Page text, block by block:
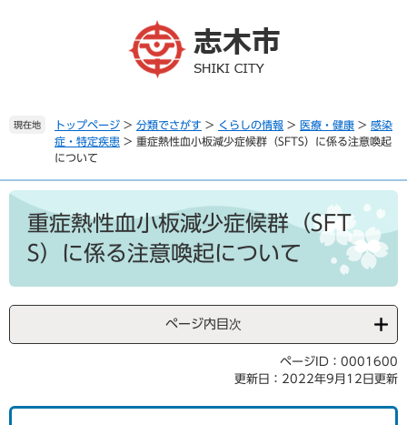
本
現在地 トップページ > 分類でさがす > くらしの情報 > 医療・健康 > 感染
症・特定疾患 > 重症熱性血小板減少症候群（SFTS）に係る注意喚起
について
本
重症熱性血小板減少症候群（SFT
S）に係る注意喚起について
ページ内目次
ページID：0001600
更新日：2022年9月12日更新